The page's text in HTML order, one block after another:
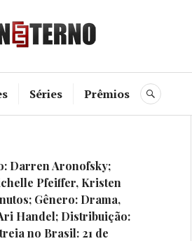
Cine Eterno
Séries Prêmios BUSCA
Darren Aronofsky;
Pfeiffer, Kristen
Gênero: Drama,
Handel; Distribuição:
no Brasil: 21 de